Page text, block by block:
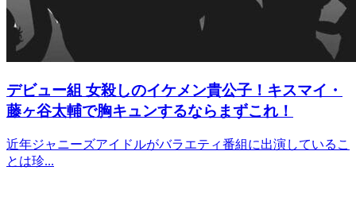
デビュー組 女殺しのイケメン貴公子！キスマイ・
藤ヶ谷太輔で胸キュンするならまずこれ！
近年ジャニーズアイドルがバラエティ番組に出演しているこ
とは珍...